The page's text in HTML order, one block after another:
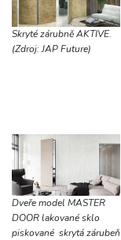
Skryté zárubně AKTIVE.
(Zdroj: JAP Future)
Dveře model MASTER
DOOR lakované sklo
piskované skrytá zárubeň